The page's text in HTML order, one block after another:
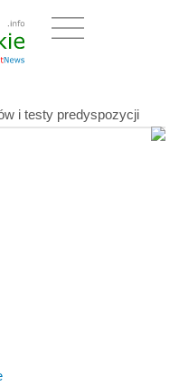
i testy predyspozycji